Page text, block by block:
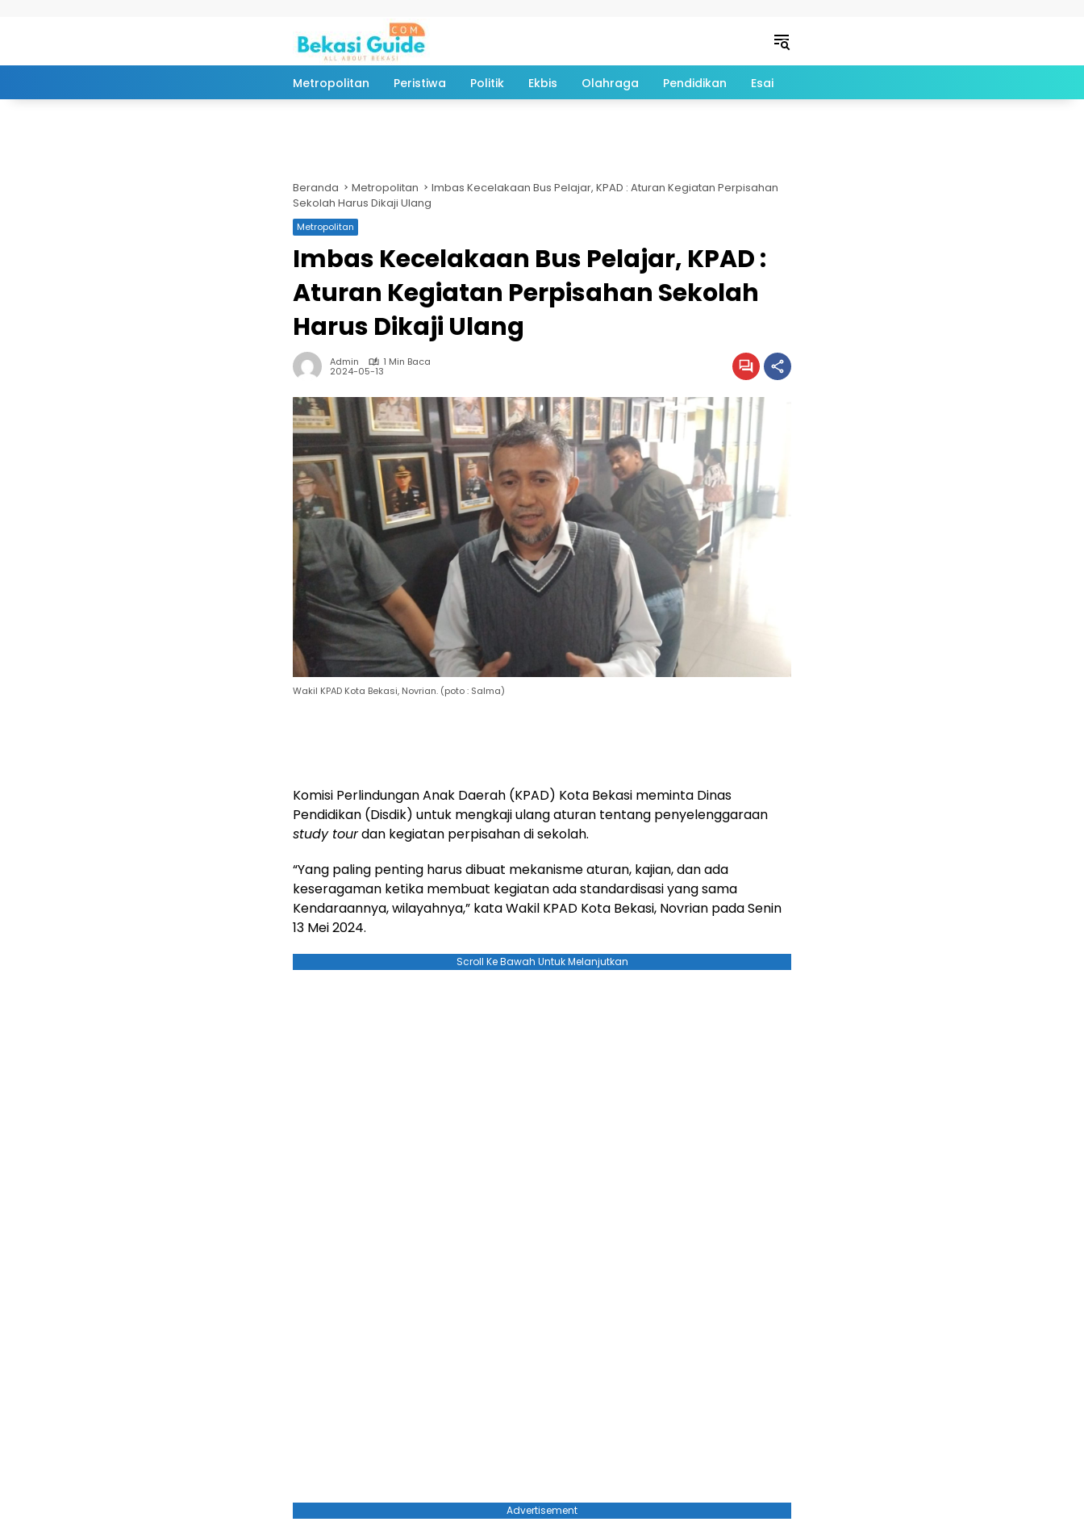
Metropolitan Peristiwa Politik Ekbis Olahraga Pendidikan Esai
Beranda Metropolitan
Imbas Kecelakaan Bus Pelajar, KPAD : Aturan Kegiatan Perpisahan
Sekolah Harus Dikaji Ulang
Metropolitan
Imbas Kecelakaan Bus Pelajar, KPAD :
Aturan Kegiatan Perpisahan Sekolah
Harus Dikaji Ulang
Admin 1 Min Baca
2024-05-13
Wakil KPAD Kota Bekasi, Novrian. (poto : Salma)
Komisi Perlindungan Anak Daerah (KPAD) Kota Bekasi meminta Dinas
Pendidikan (Disdik) untuk mengkaji ulang aturan tentang penyelenggaraan
study tourdan kegiatan perpisahan di sekolah.
“Yang paling penting harus dibuat mekanisme aturan, kajian, dan ada
keseragaman ketika membuat kegiatan ada standardisasi yang sama
Kendaraannya, wilayahnya,” kata Wakil KPAD Kota Bekasi, Novrian pada Senin
13 Mei 2024.
Scroll Ke Bawah Untuk Melanjutkan
Advertisement